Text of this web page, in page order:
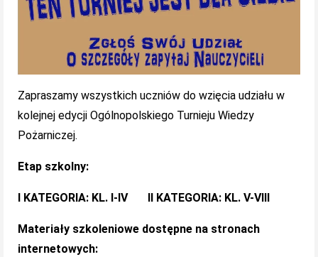
Zapraszamy wszystkich uczniów do wzięcia udziału w
kolejnej edycji Ogólnopolskiego Turnieju Wiedzy
Pożarniczej.
Etap szkolny:
I KATEGORIA: KL. I-IV II KATEGORIA: KL. V-VIII
Materiały szkoleniowe dostępne na stronach
internetowych: